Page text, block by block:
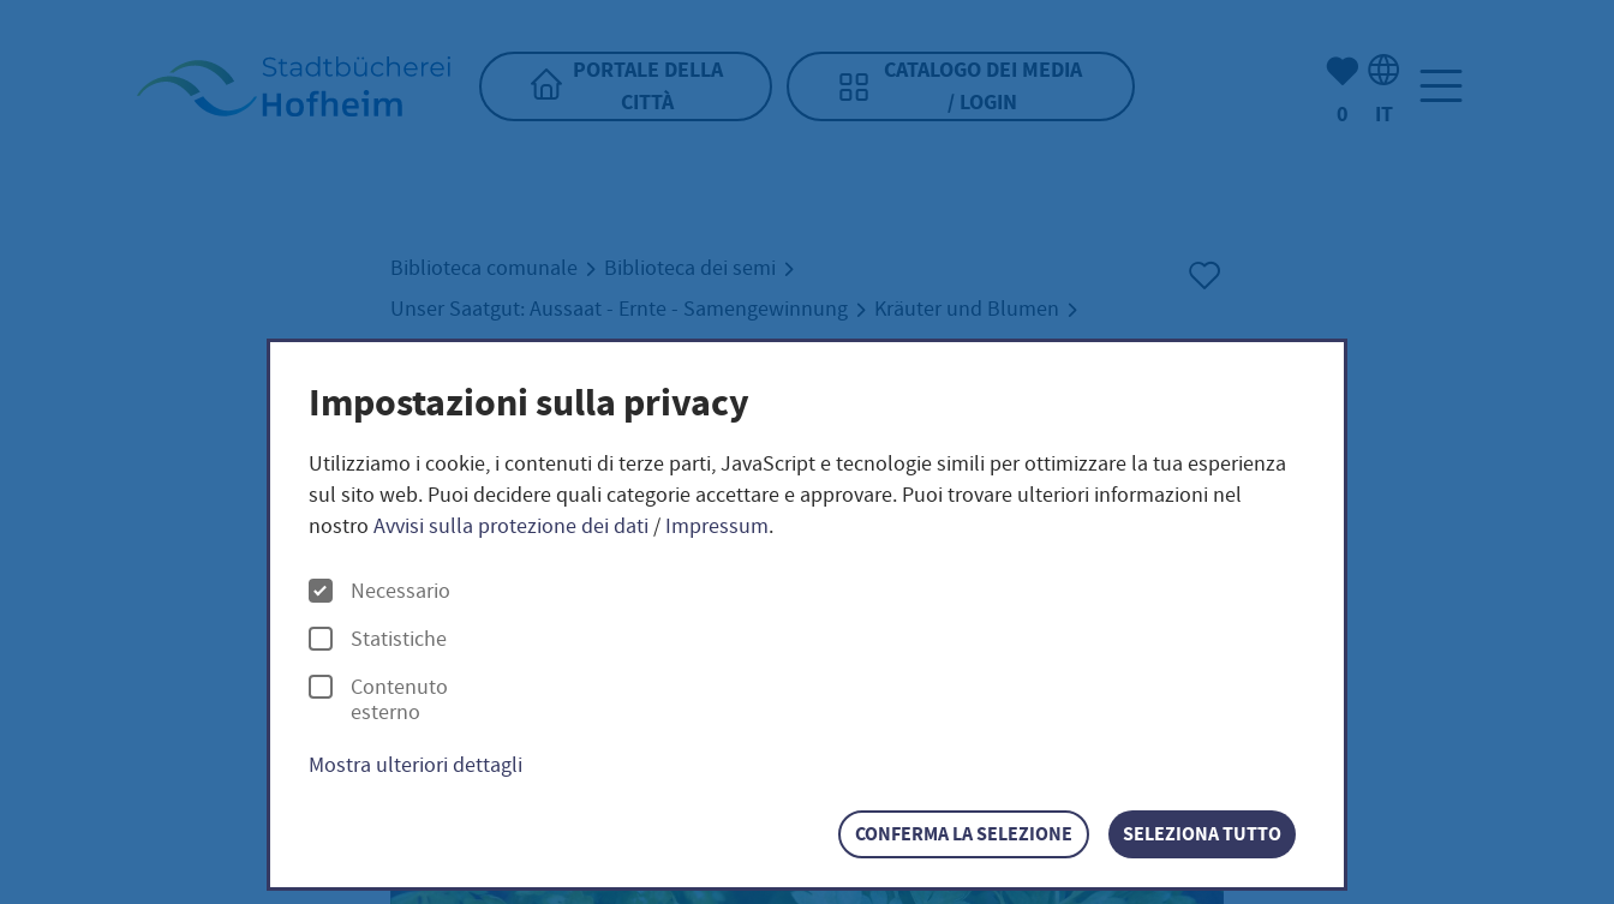
PORTALE DELLA
CITTÀ
CATALOGO DEI MEDIA
/ LOGIN
(Mio) Hofheim:
0 IT
Biblioteca comunale
Biblioteca dei semi
Unser Saatgut: Aussaat - Ernte - Samengewinnung
Kräuter und Blumen
KRÄUTER
Kerbel / Anthriscus cerefolium
Kerbel / Anthriscus
cerefolium
Kerbel / Anthriscus cerefolium
Impostazioni sulla privacy
Utilizziamo i cookie, i contenuti di terze parti, JavaScript e tecnologie simili per ottimizzare la tua esperienza
sul sito web. Puoi decidere quali categorie accettare e approvare. Puoi trovare ulteriori informazioni nel
nostro Avvisi sulla protezione dei dati / Impressum.
O
p
z
i
o
Necessario
Statistiche
Contenuto
esterno
Mostra ulteriori dettagli
CONFERMA LA SELEZIONE SELEZIONA TUTTO